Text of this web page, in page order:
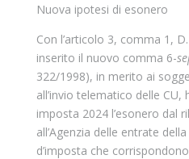
Nuova ipotesi di esonero
Con l’articolo 3, comma 1,
inserito il nuovo comma 6-
322/1998), in merito ai
all’invio telematico delle CU,
imposta 2024 l’esonero dal
all’Agenzia delle entrate
d’imposta che